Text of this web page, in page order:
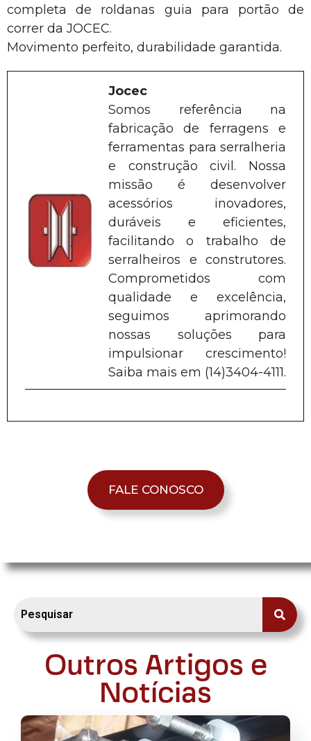
completa de roldanas guia para portão de
correr da JOCEC.
Movimento perfeito, durabilidade garantida.
Jocec
Somos referência na
fabricação de ferragens e
ferramentas para serralheria
e construção civil. Nossa
missão é desenvolver
acessórios inovadores,
duráveis e eficientes,
facilitando o trabalho de
serralheiros e construtores.
Comprometidos com
qualidade e excelência,
seguimos aprimorando
nossas soluções para
impulsionar crescimento!
Saiba mais em (14)3404-4111.
FALE CONOSCO
Outros Artigos e
Notícias